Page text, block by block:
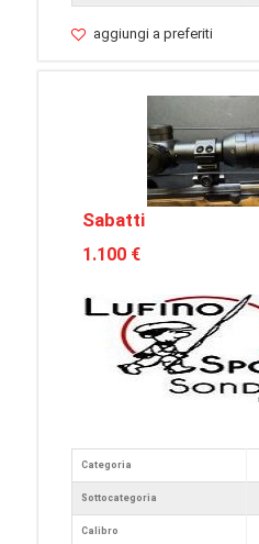
aggiungi a preferiti
Sabatti
1.100 €
Categoria
Sottocategoria
Calibro